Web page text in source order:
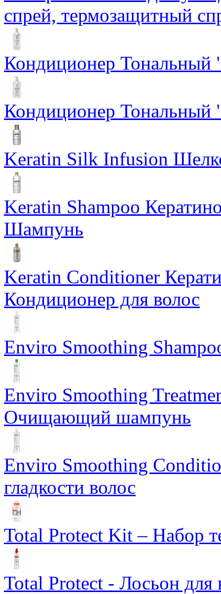
спрей, термозащитный
Кондиционер
Кондиционер Тональный
Keratin Silk Infusion
Keratin Shampoo
Шампунь
Keratin Conditioner
Кондиционер для волос
Enviro Smoothing
Enviro Smoothing
Очищающий шампунь
Enviro Smoothing
гладкости волос
Total Protect Kit – Набор
Total Protect - Лосьон для